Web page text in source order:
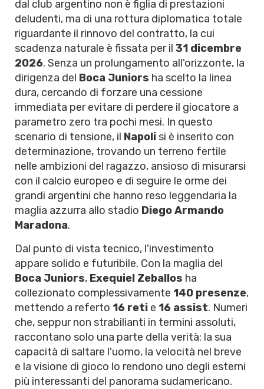
dal club argentino non è figlia di prestazioni
deludenti, ma di una rottura diplomatica totale
riguardante il rinnovo del contratto, la cui
scadenza naturale è fissata per il 31 dicembre
2026. Senza un prolungamento all'orizzonte, la
dirigenza del Boca Juniors ha scelto la linea
dura, cercando di forzare una cessione
immediata per evitare di perdere il giocatore a
parametro zero tra pochi mesi. In questo
scenario di tensione, il Napoli si è inserito con
determinazione, trovando un terreno fertile
nelle ambizioni del ragazzo, ansioso di misurarsi
con il calcio europeo e di seguire le orme dei
grandi argentini che hanno reso leggendaria la
maglia azzurra allo stadio Diego Armando
Maradona.
Dal punto di vista tecnico, l'investimento
appare solido e futuribile. Con la maglia del
Boca Juniors, Exequiel Zeballos ha
collezionato complessivamente 140 presenze,
mettendo a referto 16 reti e 16 assist. Numeri
che, seppur non strabilianti in termini assoluti,
raccontano solo una parte della verità: la sua
capacità di saltare l'uomo, la velocità nel breve
e la visione di gioco lo rendono uno degli esterni
più interessanti del panorama sudamericano.